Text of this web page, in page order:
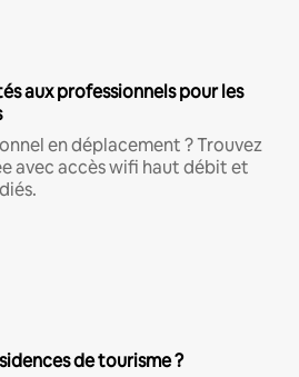
aux professionnels pour les
en déplacement ? Trouvez
avec accès wifi haut débit et
de tourisme ?